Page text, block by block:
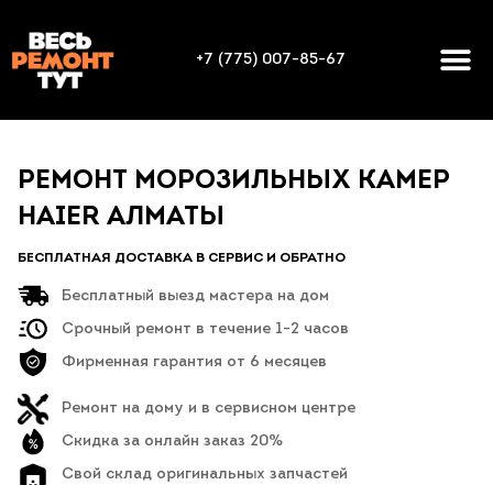
+7 (775) 007-85-67
РЕМОНТ МОРОЗИЛЬНЫХ КАМЕР
HAIER АЛМАТЫ
БЕСПЛАТНАЯ ДОСТАВКА В СЕРВИС И ОБРАТНО
Бесплатный выезд мастера на дом
Срочный ремонт в течение 1-2 часов
Фирменная гарантия от 6 месяцев
Ремонт на дому и в сервисном центре
Скидка за онлайн заказ 20%
Свой склад оригинальных запчастей